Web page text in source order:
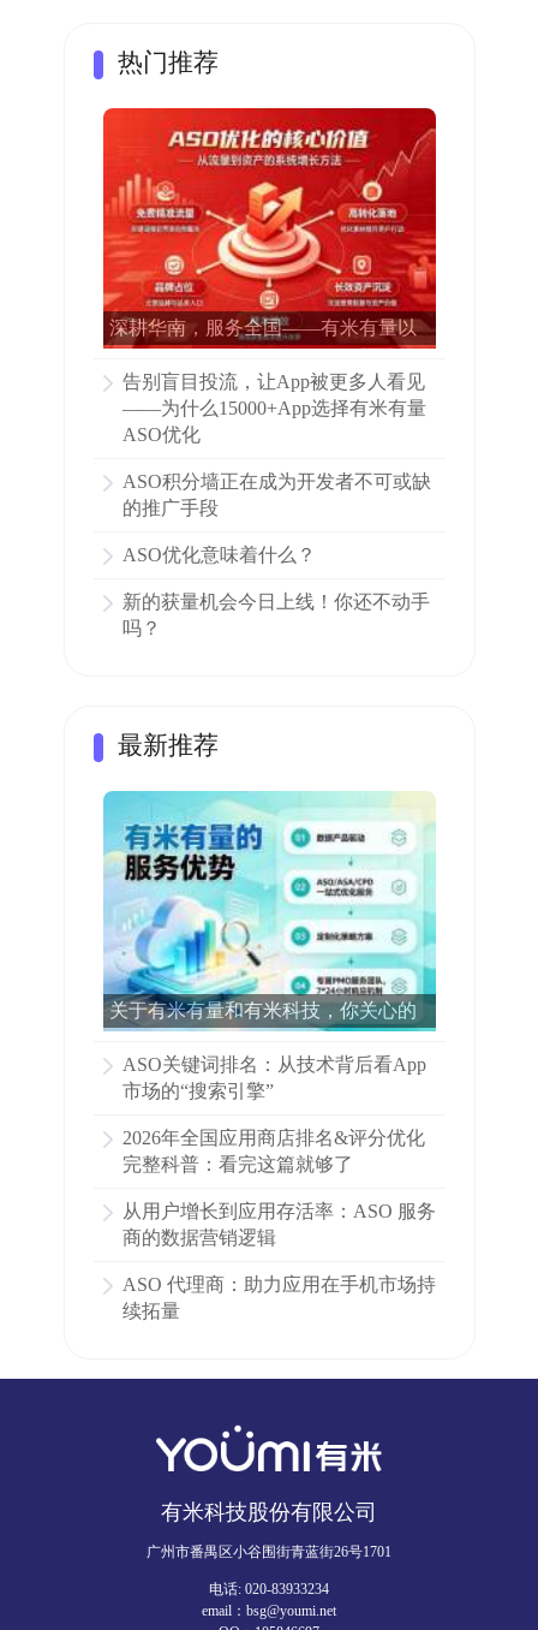
热门推荐
深耕华南，服务全国——有米有量以
告别盲目投流，让App被更多人看见
——为什么15000+App选择有米有量
ASO优化
ASO积分墙正在成为开发者不可或缺
的推广手段
ASO优化意味着什么？
新的获量机会今日上线！你还不动手
吗？
最新推荐
关于有米有量和有米科技，你关心的
ASO关键词排名：从技术背后看App
市场的“搜索引擎”
2026年全国应用商店排名&评分优化
完整科普：看完这篇就够了
从用户增长到应用存活率：ASO 服务
商的数据营销逻辑
ASO 代理商：助力应用在手机市场持
续拓量
有米科技股份有限公司
广州市番禺区小谷围街青蓝街26号1701
电话: 020-83933234
email：bsg@youmi.net